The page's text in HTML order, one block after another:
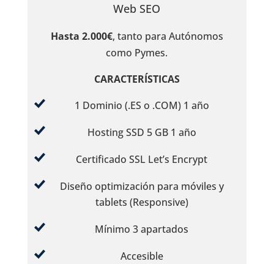
Web SEO
Hasta 2.000€, tanto para Autónomos
como Pymes.
CARACTERÍSTICAS
1 Dominio (.ES o .COM) 1 año
Hosting SSD 5 GB 1 año
Certificado SSL Let’s Encrypt
Diseño optimización para móviles y
tablets (Responsive)
Mínimo 3 apartados
Accesible